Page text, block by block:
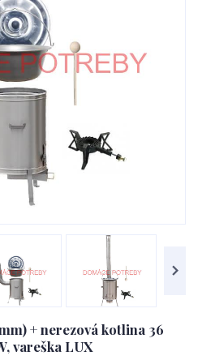
+ nerezová kotlina 36
vareška LUX